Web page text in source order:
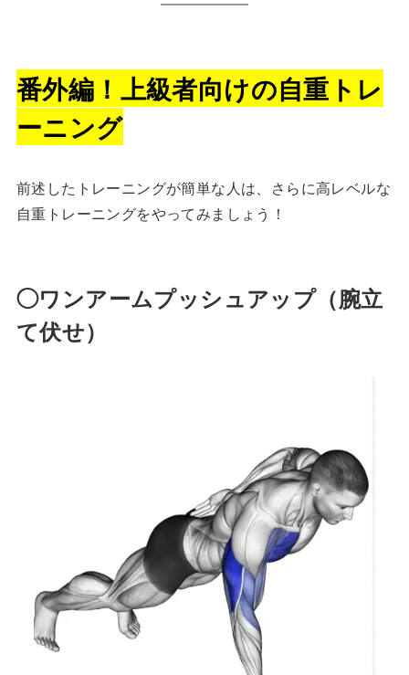
番外編！上級者向けの自重トレ
ーニング
前述したトレーニングが簡単な人は、さらに高レベルな
自重トレーニングをやってみましょう！
◯ワンアームプッシュアップ（腕立
て伏せ）